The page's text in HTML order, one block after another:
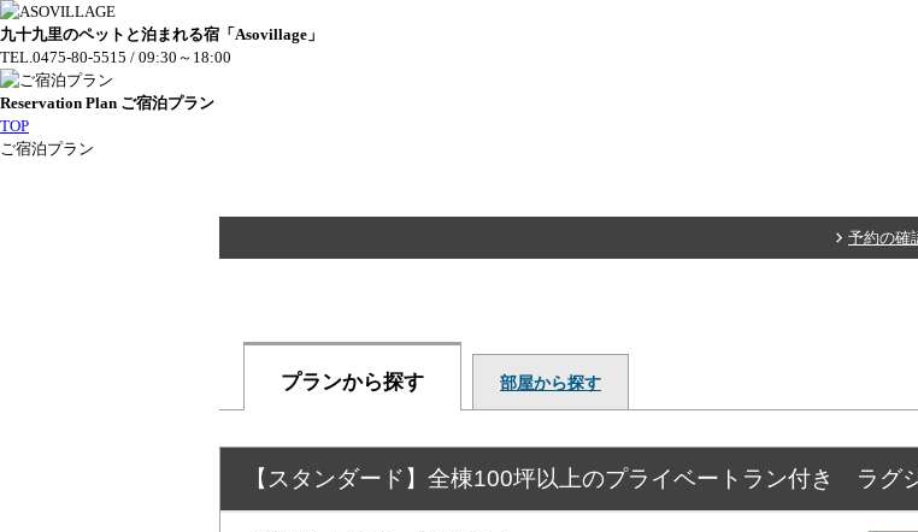
九十九里のペットと泊まれる宿「Asovillage」
TEL.0475-80-5515 / 09:30～18:00
Reservation Plan ご宿泊プラン
TOP
ご宿泊プラン
予約の確
プランから探す 部屋から探す
【スタンダード】全棟100坪以上のプライベートラン付き ラ